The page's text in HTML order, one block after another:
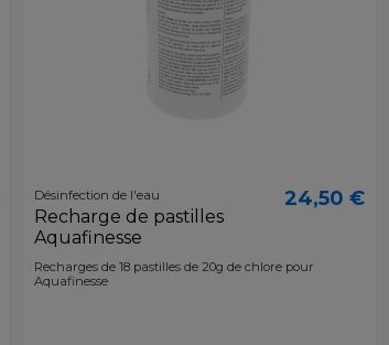
Désinfection de l'eau
Recharge de pastilles
Aquafinesse
24,50 €
Recharges de 18 pastilles de 20g de chlore pour
Aquafinesse